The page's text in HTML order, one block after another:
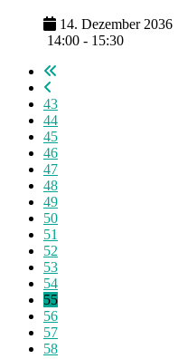
14. Dezember 2036
14:00 - 15:30
43
44
45
46
47
48
49
50
51
52
53
54
55
56
57
58